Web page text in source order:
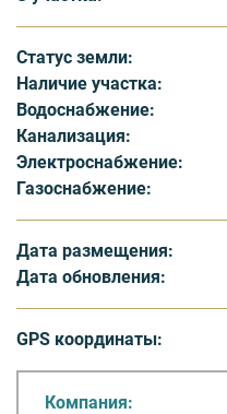
Статус земли:
Наличие участка:
Водоснабжение:
Канализация:
Электроснабжение:
Газоснабжение:
Дата размещения:
Дата обновления:
GPS координаты:
Компания: